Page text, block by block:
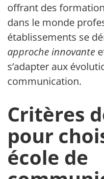
offrant des
dans le monde
établissements se
approche innovante
s’adapter aux
communication.
Critères
pour
école de